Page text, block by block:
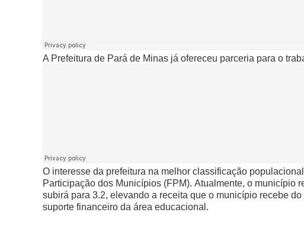
A Prefeitura de Pará de Minas já ofereceu parceria para o
O interesse da prefeitura na melhor classificação
Participação dos Municípios (FPM). Atualmente, o município
subirá para 3.2, elevando a receita que o município recebe
suporte financeiro da área educacional.